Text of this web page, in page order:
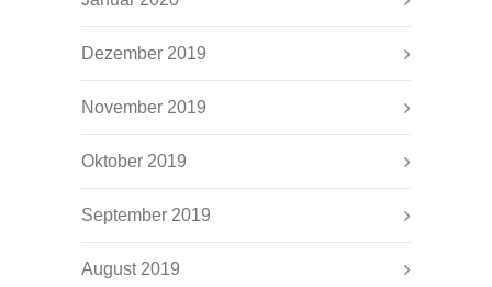
Dezember 2019
November 2019
Oktober 2019
September 2019
August 2019